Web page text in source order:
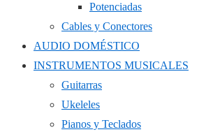
Potenciadas
Cables y Conectores
AUDIO DOMÉSTICO
INSTRUMENTOS MUSICALES
Guitarras
Ukeleles
Pianos y Teclados